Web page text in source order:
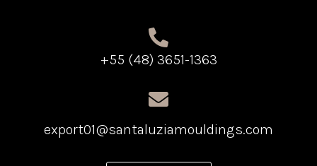
+55 (48) 3651-1363
export01@santaluziamouldings.com